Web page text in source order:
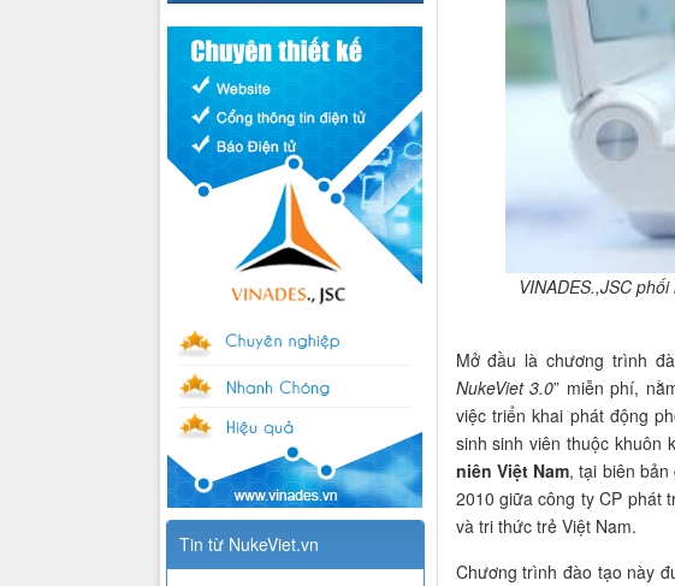
VINADES.,JSC
Mở đầu là chương trình
NukeViet 3.0” miễn phí,
việc triển khai phát động
sinh sinh viên thuộc khuôn
niên Việt Nam, tại biên bản
2010 giữa công ty CP phát
và tri thức trẻ Việt Nam.
Chương trình đào tạo này
Tin từ NukeViet.vn